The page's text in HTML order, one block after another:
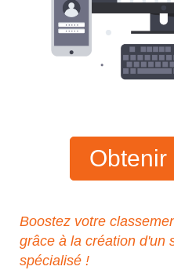
Obtenir
Boostez votre
grâce à la création d'un
spécialisé !